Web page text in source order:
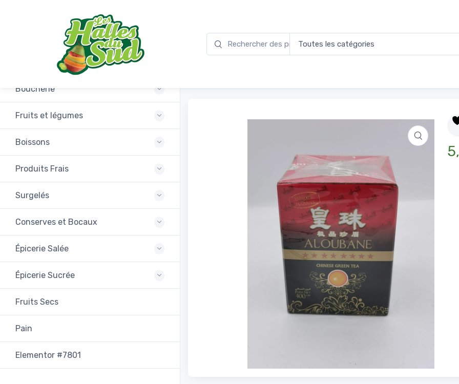
Promotions
Boucherie
Fruits et légumes
Boissons
Produits Frais
Surgelés
Conserves et Bocaux
Épicerie Salée
Épicerie Sucrée
Fruits Secs
Pain
Elementor #7801
5,